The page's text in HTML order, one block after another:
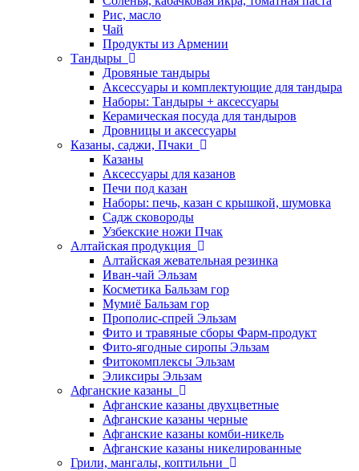
Рис, масло
Чай
Продукты из Армении
Тандыры
Дровяные тандыры
Аксессуары и комплектующие для тандыра
Наборы: Тандыры + аксессуары
Керамическая посуда для тандыров
Дровницы и аксессуары
Казаны, саджи, Пчаки
Казаны
Аксессуары для казанов
Печи под казан
Наборы: печь, казан с крышкой, шумовка
Садж сковороды
Узбекские ножи Пчак
Алтайская продукция
Алтайская жевательная резинка
Иван-чай Эльзам
Косметика Бальзам гор
Мумиё Бальзам гор
Прополис-спрей Эльзам
Фито и травяные сборы Фарм-продукт
Фито-ягодные сиропы Эльзам
Фитокомплексы Эльзам
Эликсиры Эльзам
Афганские казаны
Афганские казаны двухцветные
Афганские казаны черные
Афганские казаны комби-никель
Афганские казаны никелированные
Грили, мангалы, коптильни